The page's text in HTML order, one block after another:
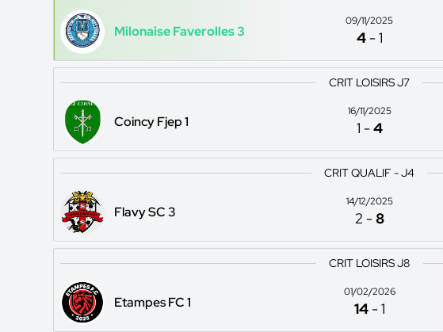
Milonaise Faverolles 3
09/11/2025
4 -1
CRIT LOISIRS J7
Coincy Fjep 1
16/11/2025
1 -4
CRIT QUALIF - J4
Flavy SC 3
14/12/2025
2 -8
CRIT LOISIRS J8
Etampes FC 1
01/02/2026
14 -1